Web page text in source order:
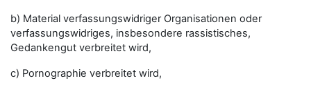
b) Material verfassungswidriger Organisationen oder
verfassungswidriges, insbesondere rassistisches,
Gedankengut verbreitet wird,
c) Pornographie verbreitet wird,